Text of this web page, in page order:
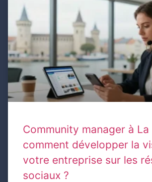
Community manager à La
comment développer la
votre entreprise sur les
sociaux ?